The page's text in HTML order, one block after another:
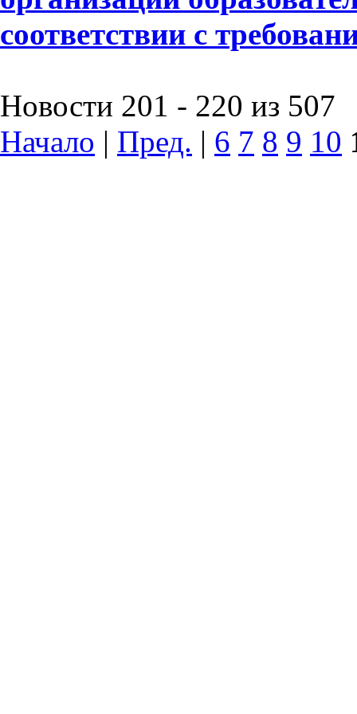
соответствии с
Новости 201 - 220 из 507
Начало | Пред. | 6 7 8 9 10